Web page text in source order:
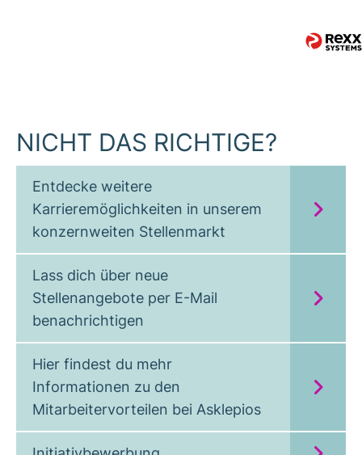
NICHT DAS RICHTIGE?
Entdecke weitere
Karrieremöglichkeiten in unserem
konzernweiten Stellenmarkt
Lass dich über neue
Stellenangebote per E-Mail
benachrichtigen
Hier findest du mehr
Informationen zu den
Mitarbeitervorteilen bei Asklepios